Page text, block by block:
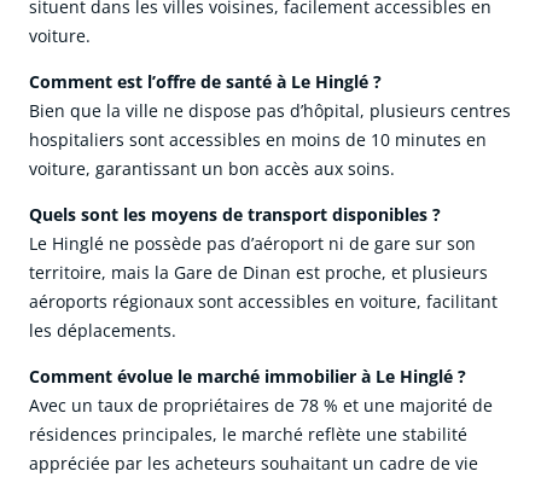
situent dans les villes voisines, facilement accessibles en
voiture.
Comment est l’offre de santé à Le Hinglé ?
Bien que la ville ne dispose pas d’hôpital, plusieurs centres
hospitaliers sont accessibles en moins de 10 minutes en
voiture, garantissant un bon accès aux soins.
Quels sont les moyens de transport disponibles ?
Le Hinglé ne possède pas d’aéroport ni de gare sur son
territoire, mais la Gare de Dinan est proche, et plusieurs
aéroports régionaux sont accessibles en voiture, facilitant
les déplacements.
Comment évolue le marché immobilier à Le Hinglé ?
Avec un taux de propriétaires de 78 % et une majorité de
résidences principales, le marché reflète une stabilité
appréciée par les acheteurs souhaitant un cadre de vie